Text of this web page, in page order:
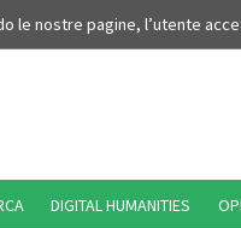
le nostre pagine, l’utente
DIGITAL HUMANITIES